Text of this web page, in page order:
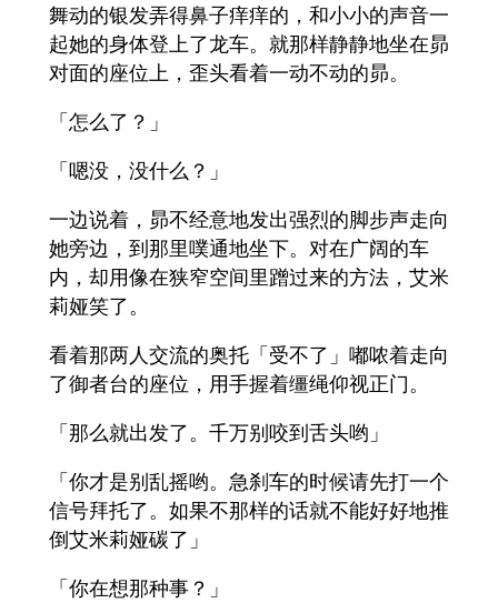
舞动的银发弄得鼻子痒痒的，和小小的声音一
起她的身体登上了龙车。就那样静静地坐在昴
对面的座位上，歪头看着一动不动的昴。
「怎么了？」
「嗯没，没什么？」
一边说着，昴不经意地发出强烈的脚步声走向
她旁边，到那里噗通地坐下。对在广阔的车
内，却用像在狭窄空间里蹭过来的方法，艾米
莉娅笑了。
看着那两人交流的奥托「受不了」嘟哝着走向
了御者台的座位，用手握着缰绳仰视正门。
「那么就出发了。千万别咬到舌头哟」
「你才是别乱摇哟。急刹车的时候请先打一个
信号拜托了。如果不那样的话就不能好好地推
倒艾米莉娅碳了」
「你在想那种事？」